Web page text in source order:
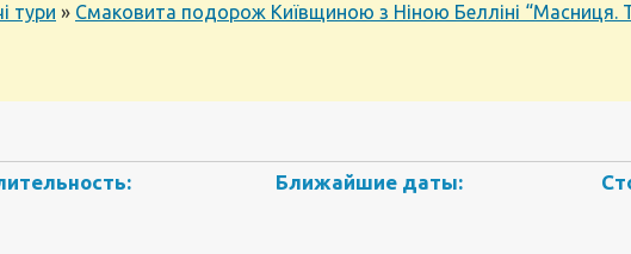
тури » Смаковита подорож Київщиною з Ніною Белліні “Масниця.
Ближайшие даты: